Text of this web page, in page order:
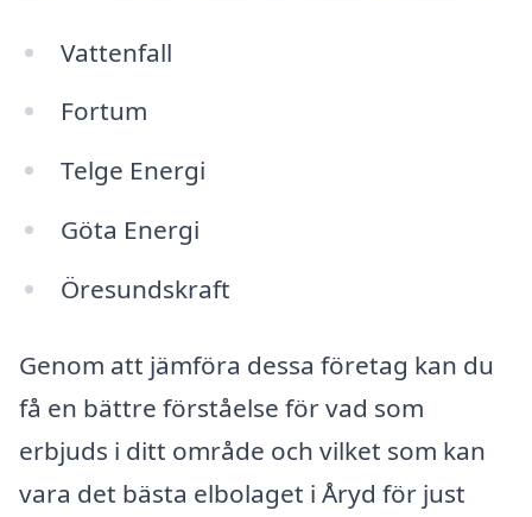
Vattenfall
Fortum
Telge Energi
Göta Energi
Öresundskraft
Genom att jämföra dessa företag kan du
få en bättre förståelse för vad som
erbjuds i ditt område och vilket som kan
vara det bästa elbolaget i Åryd för just